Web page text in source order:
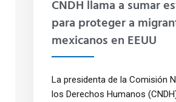
CNDH llama a sumar
para proteger a
mexicanos en EEUU
La presidenta de la Comisión
los Derechos Humanos